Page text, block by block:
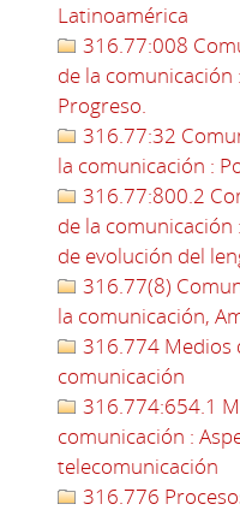
Latinoamérica
316.77:008
de la
Progreso.
316.77:32
la comunicación :
316.77:800.2
de la comunicación
de evolución del
316.77(8)
la comunicación,
316.774 Medios
comunicación
316.774:654.1
comunicación :
telecomunicación
316.776